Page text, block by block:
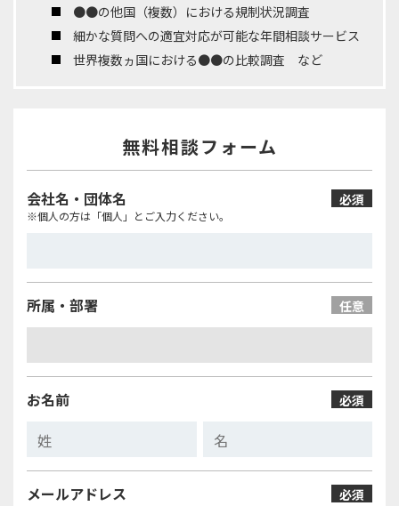
●●の他国（複数）における規制状況調査
細かな質問への適宜対応が可能な年間相談サービス
世界複数ヵ国における●●の比較調査 など
無料相談フォーム
会社名・団体名 必須
※個人の方は「個人」とご入力ください。
所属・部署 任意
お名前 必須
メールアドレス 必須